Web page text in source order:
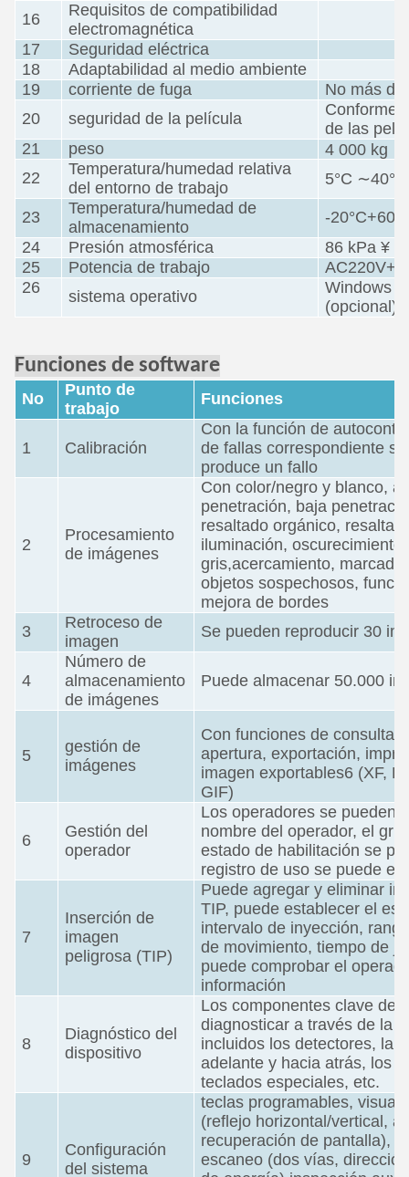
16
Requisitos de compatibilidad
electromagnética
17
Seguridad eléctrica
18
Adaptabilidad al medio ambiente
19
corriente de fuga
No más de
20
seguridad de la película
Conforme
de las
21
peso
4 000 kg
22
Temperatura/humedad relativa
del entorno de trabajo
5°C
23
Temperatura/humedad de
almacenamiento
-
24
Presión atmosférica
86 kPa ¥
25
Potencia de trabajo
26
sistema operativo
Windows
(opcional)
Funciones de software
No
Punto de
trabajo
Funciones
1 Calibración
Con la función de
de fallas correspondiente
produce un fallo
2
Procesamiento
de imágenes
Con color/negro y blanco,
penetración, baja
resaltado orgánico,
iluminación,
gris,acercamiento,
objetos sospechosos,
mejora de bordes
3
Retroceso de
imagen
Se pueden reproducir 30
4
Número de
almacenamiento
de imágenes
Puede almacenar 50.000
5
gestión de
imágenes
Con funciones de consulta
apertura, exportación,
imagen exportables6 (XF,
GIF)
6
Gestión del
operador
Los operadores se pueden
nombre del operador, el
estado de habilitación se
registro de uso se puede
7
Inserción de
imagen
peligrosa (TIP)
Puede agregar y eliminar
TIP, puede establecer el
intervalo de inyección,
de movimiento, tiempo de
puede comprobar el
información
8
Diagnóstico del
dispositivo
Los componentes clave del
diagnosticar a través de la
incluidos los detectores, la
adelante y hacia atrás, los
teclados especiales, etc.
9
Configuración
del sistema
teclas programables,
(reflejo horizontal/vertical,
recuperación de pantalla),
escaneo (dos vías,